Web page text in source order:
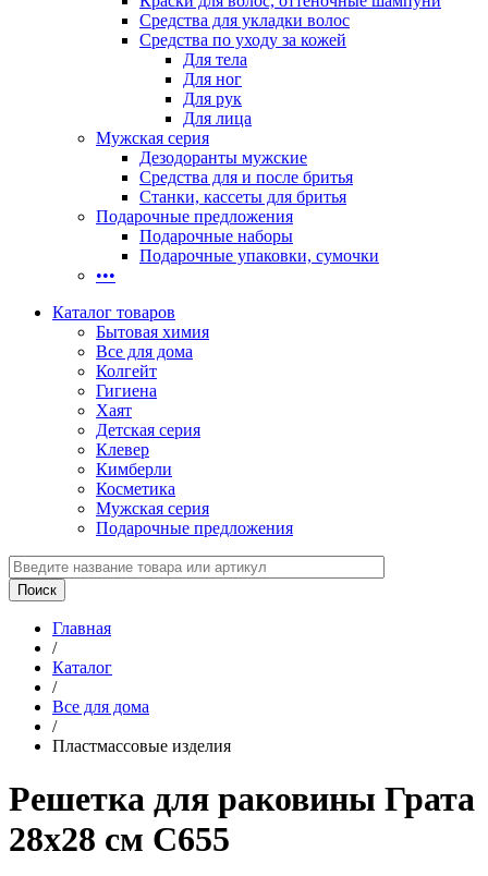
Средства для укладки волос
Средства по уходу за кожей
Для тела
Для ног
Для рук
Для лица
Мужская серия
Дезодоранты мужские
Средства для и после бритья
Станки, кассеты для бритья
Подарочные предложения
Подарочные наборы
Подарочные упаковки, сумочки
•••
Каталог товаров
Бытовая химия
Все для дома
Колгейт
Гигиена
Хаят
Детская серия
Клевер
Кимберли
Косметика
Мужская серия
Подарочные предложения
Главная
/
Каталог
/
Все для дома
/
Пластмассовые изделия
Решетка для раковины Грата
28х28 см С655